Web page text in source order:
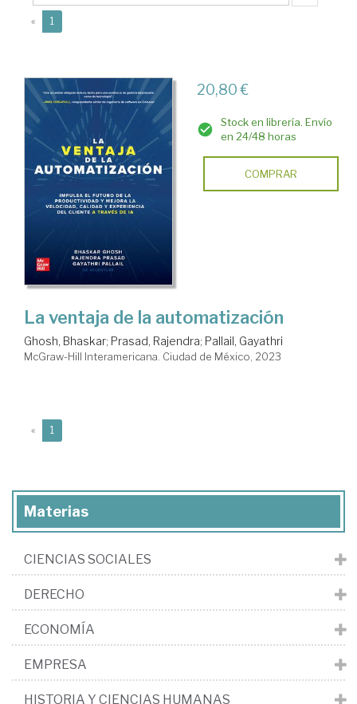
« 1
20,80 €
Stock en librería. Envío
en 24/48 horas
COMPRAR
La ventaja de la automatización
Ghosh, Bhaskar; Prasad, Rajendra; Pallail, Gayathri
McGraw-Hill Interamericana. Ciudad de México, 2023
« 1
Materias
CIENCIAS SOCIALES
DERECHO
ECONOMÍA
EMPRESA
HISTORIA Y CIENCIAS HUMANAS